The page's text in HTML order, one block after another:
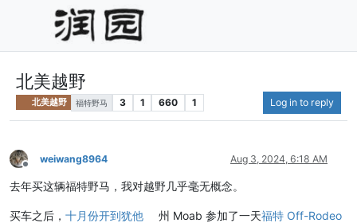
北美越野
北美越野 福特野马 3 1 660 1 Log in to reply
Offline
weiwang8964 Aug 3, 2024, 6:18 AM
去年买这辆福特野马，我对越野几乎毫无概念。
买车之后， 十月份开到犹他 州 Moab 参加了一天福特 Off-Rodeo